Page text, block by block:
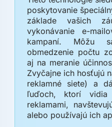
poskytovanie
základe vašich
vykonávanie e-
kampaní. Môžu
obmedzenie počtu
aj na meranie
Zvyčajne ich hosťujú
reklamné siete) a
ľuďoch, ktorí
reklamami,
alebo používajú ich